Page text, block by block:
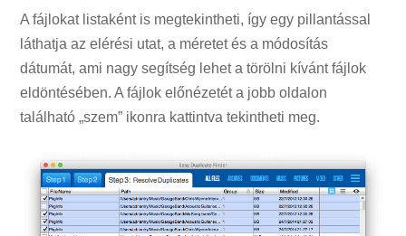
A fájlokat listaként is megtekintheti, így egy pillantással
láthatja az elérési utat, a méretet és a módosítás
dátumát, ami nagy segítség lehet a törölni kívánt fájlok
eldöntésében. A fájlok előnézetét a jobb oldalon
található „szem” ikonra kattintva tekintheti meg.